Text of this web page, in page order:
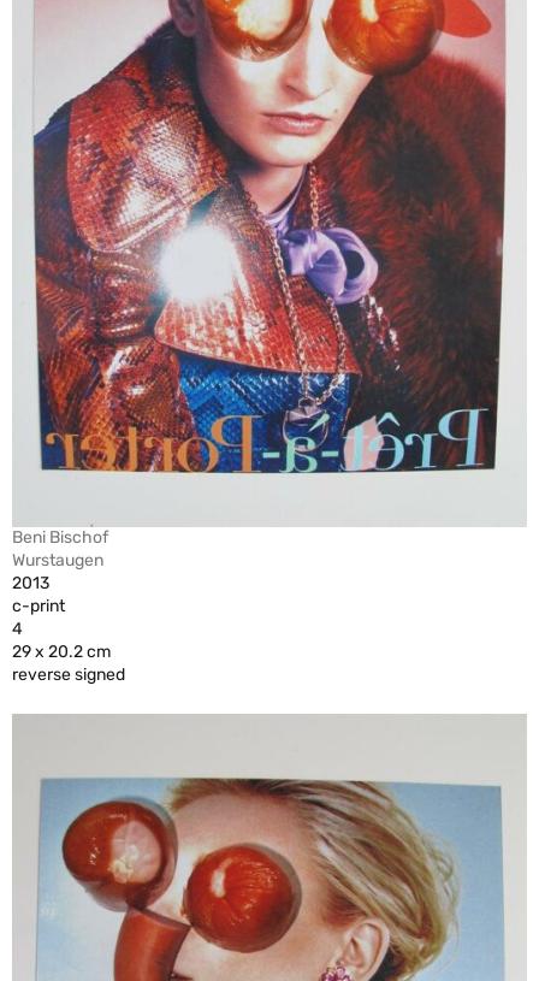
Beni Bischof
Wurstaugen
2013
c-print
4
29 x 20.2 cm
reverse signed